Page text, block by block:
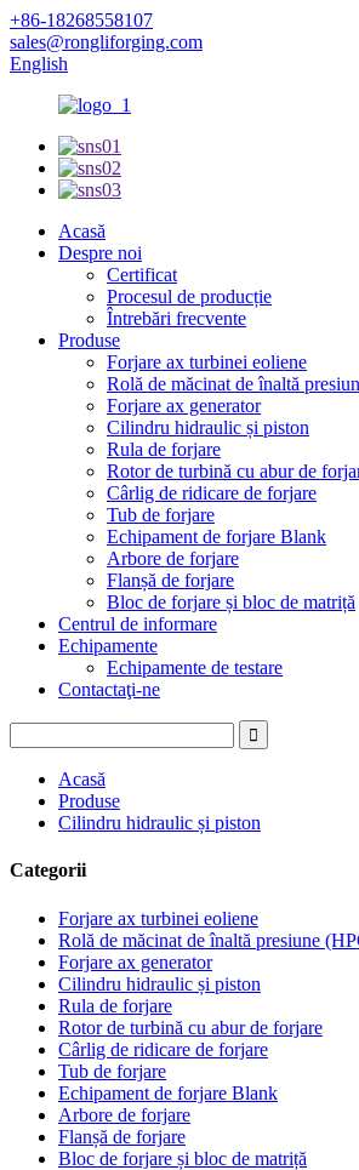
+86-18268558107
sales@rongliforging.com
English
Acasă
Despre noi
Certificat
Procesul de producție
Întrebări frecvente
Produse
Forjare ax turbinei eoliene
Rolă de măcinat de înaltă
Forjare ax generator
Cilindru hidraulic și piston
Rula de forjare
Rotor de turbină cu abur de
Cârlig de ridicare de forjare
Tub de forjare
Echipament de forjare Blank
Arbore de forjare
Flanșă de forjare
Bloc de forjare și bloc de matriță
Centrul de informare
Echipamente
Echipamente de testare
Contactaţi-ne
Acasă
Produse
Cilindru hidraulic și piston
Categorii
Forjare ax turbinei eoliene
Rolă de măcinat de înaltă presiune
Forjare ax generator
Cilindru hidraulic și piston
Rula de forjare
Rotor de turbină cu abur de forjare
Cârlig de ridicare de forjare
Tub de forjare
Echipament de forjare Blank
Arbore de forjare
Flanșă de forjare
Bloc de forjare și bloc de matriță